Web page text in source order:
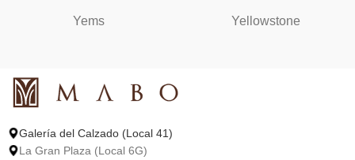
Yems Yellowstone
Galería del Calzado (Local 41)
La Gran Plaza (Local 6G)